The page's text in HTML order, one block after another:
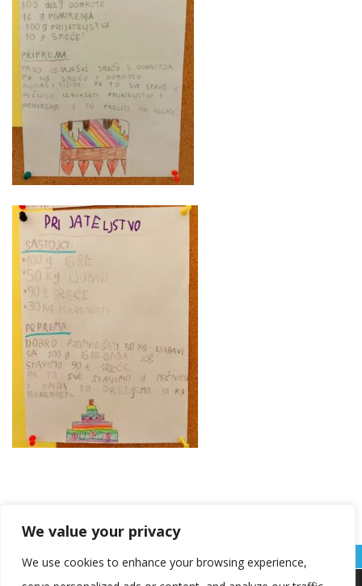
We value your privacy
We use cookies to enhance your browsing experience,